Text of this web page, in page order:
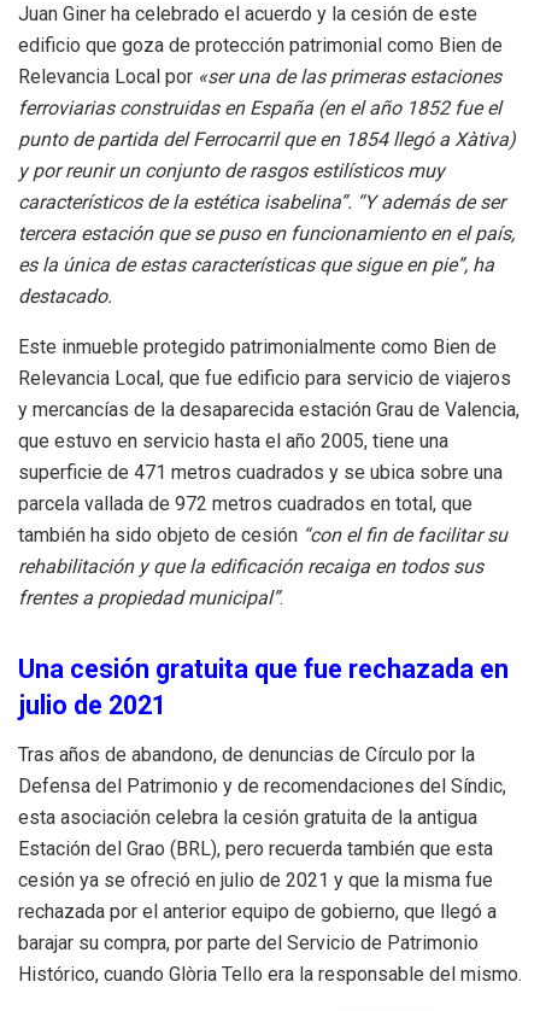
Juan Giner ha celebrado el acuerdo y la cesión de este
edificio que goza de protección patrimonial como Bien de
Relevancia Local por «ser una de las primeras estaciones
ferroviarias construidas en España (en el año 1852 fue el
punto de partida del Ferrocarril que en 1854 llegó a Xàtiva)
y por reunir un conjunto de rasgos estilísticos muy
característicos de la estética isabelina”. “Y además de ser
tercera estación que se puso en funcionamiento en el país,
es la única de estas características que sigue en pie”, ha
destacado.
Este inmueble protegido patrimonialmente como Bien de
Relevancia Local, que fue edificio para servicio de viajeros
y mercancías de la desaparecida estación Grau de Valencia,
que estuvo en servicio hasta el año 2005, tiene una
superficie de 471 metros cuadrados y se ubica sobre una
parcela vallada de 972 metros cuadrados en total, que
también ha sido objeto de cesión “con el fin de facilitar su
rehabilitación y que la edificación recaiga en todos sus
frentes a propiedad municipal”.
Una cesión gratuita que fue rechazada en
julio de 2021
Tras años de abandono, de denuncias de Círculo por la
Defensa del Patrimonio y de recomendaciones del Síndic,
esta asociación celebra la cesión gratuita de la antigua
Estación del Grao (BRL), pero recuerda también que esta
cesión ya se ofreció en julio de 2021 y que la misma fue
rechazada por el anterior equipo de gobierno, que llegó a
barajar su compra, por parte del Servicio de Patrimonio
Histórico, cuando Glòria Tello era la responsable del mismo.